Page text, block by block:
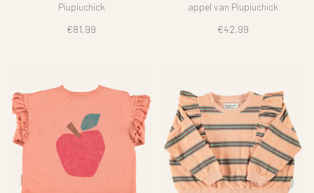
Piupiuchick
€81,99
appel van Piupiuchick
€42,99